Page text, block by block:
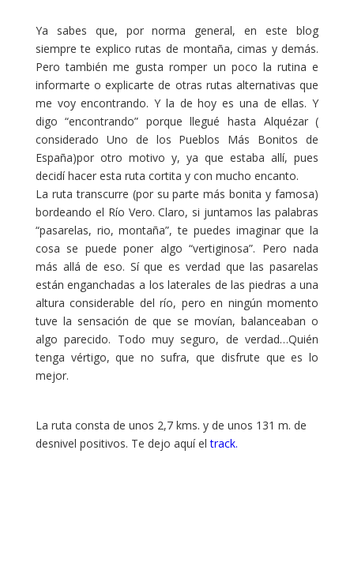
Ya sabes que, por norma general, en este blog
siempre te explico rutas de montaña, cimas y demás.
Pero también me gusta romper un poco la rutina e
informarte o explicarte de otras rutas alternativas que
me voy encontrando. Y la de hoy es una de ellas. Y
digo “encontrando” porque llegué hasta Alquézar (
considerado Uno de los Pueblos Más Bonitos de
España)por otro motivo y, ya que estaba allí, pues
decidí hacer esta ruta cortita y con mucho encanto.
La ruta transcurre (por su parte más bonita y famosa)
bordeando el Río Vero. Claro, si juntamos las palabras
“pasarelas, rio, montaña”, te puedes imaginar que la
cosa se puede poner algo “vertiginosa”. Pero nada
más allá de eso. Sí que es verdad que las pasarelas
están enganchadas a los laterales de las piedras a una
altura considerable del río, pero en ningún momento
tuve la sensación de que se movían, balanceaban o
algo parecido. Todo muy seguro, de verdad…Quién
tenga vértigo, que no sufra, que disfrute que es lo
mejor.
La ruta consta de unos 2,7 kms. y de unos 131 m. de
desnivel positivos. Te dejo aquí eltrack.